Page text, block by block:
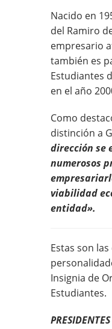
Nacido en
del Ramiro
empresario
también es
Estudiantes
en el año
Como
distinción a
dirección se
numerosos
viabilidad
entidad».
Estas son
Insignia de
Estudiantes.
PRESIDENTES